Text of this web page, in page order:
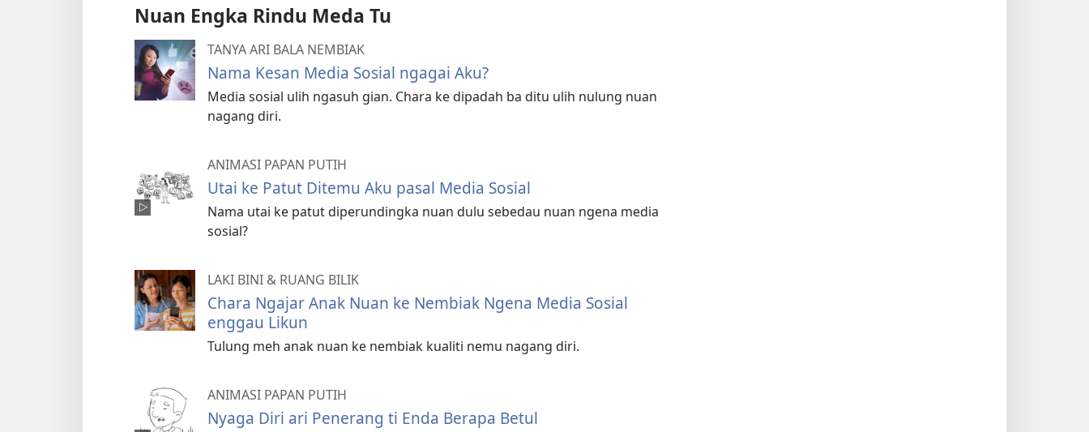
Nuan Engka Rindu Meda Tu
TANYA ARI BALA NEMBIAK
Nama Kesan Media Sosial ngagai Aku?
Media sosial ulih ngasuh gian. Chara ke dipadah ba ditu ulih nulung nuan
nagang diri.
ANIMASI PAPAN PUTIH
Utai ke Patut Ditemu Aku pasal Media Sosial
Nama utai ke patut diperundingka nuan dulu sebedau nuan ngena media
sosial?
LAKI BINI & RUANG BILIK
Chara Ngajar Anak Nuan ke Nembiak Ngena Media Sosial
enggau Likun
Tulung meh anak nuan ke nembiak kualiti nemu nagang diri.
ANIMASI PAPAN PUTIH
Nyaga Diri ari Penerang ti Enda Berapa Betul